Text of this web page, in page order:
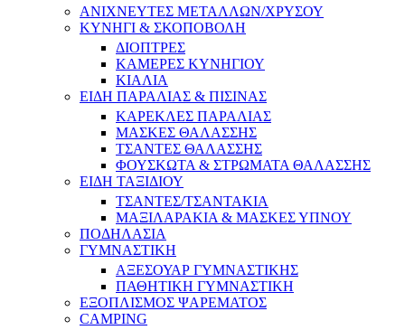
ΑΝΙΧΝΕΥΤΕΣ ΜΕΤΑΛΛΩΝ/ΧΡΥΣΟΥ
ΚΥΝΗΓΙ & ΣΚΟΠΟΒΟΛΗ
ΔΙΟΠΤΡΕΣ
ΚΑΜΕΡΕΣ ΚΥΝΗΓΙΟΥ
ΚΙΑΛΙΑ
ΕΙΔΗ ΠΑΡΑΛΙΑΣ & ΠΙΣΙΝΑΣ
ΚΑΡΕΚΛΕΣ ΠΑΡΑΛΙΑΣ
ΜΑΣΚΕΣ ΘΑΛΑΣΣΗΣ
ΤΣΑΝΤΕΣ ΘΑΛΑΣΣΗΣ
ΦΟΥΣΚΩΤΑ & ΣΤΡΩΜΑΤΑ ΘΑΛΑΣΣΗΣ
ΕΙΔΗ ΤΑΞΙΔΙΟΥ
ΤΣΑΝΤΕΣ/ΤΣΑΝΤΑΚΙΑ
ΜΑΞΙΛΑΡΑΚΙΑ & ΜΑΣΚΕΣ ΥΠΝΟΥ
ΠΟΔΗΛΑΣΙΑ
ΓΥΜΝΑΣΤΙΚΗ
ΑΞΕΣΟΥΑΡ ΓΥΜΝΑΣΤΙΚΗΣ
ΠΑΘΗΤΙΚΗ ΓΥΜΝΑΣΤΙΚΗ
ΕΞΟΠΛΙΣΜΟΣ ΨΑΡΕΜΑΤΟΣ
CAMPING